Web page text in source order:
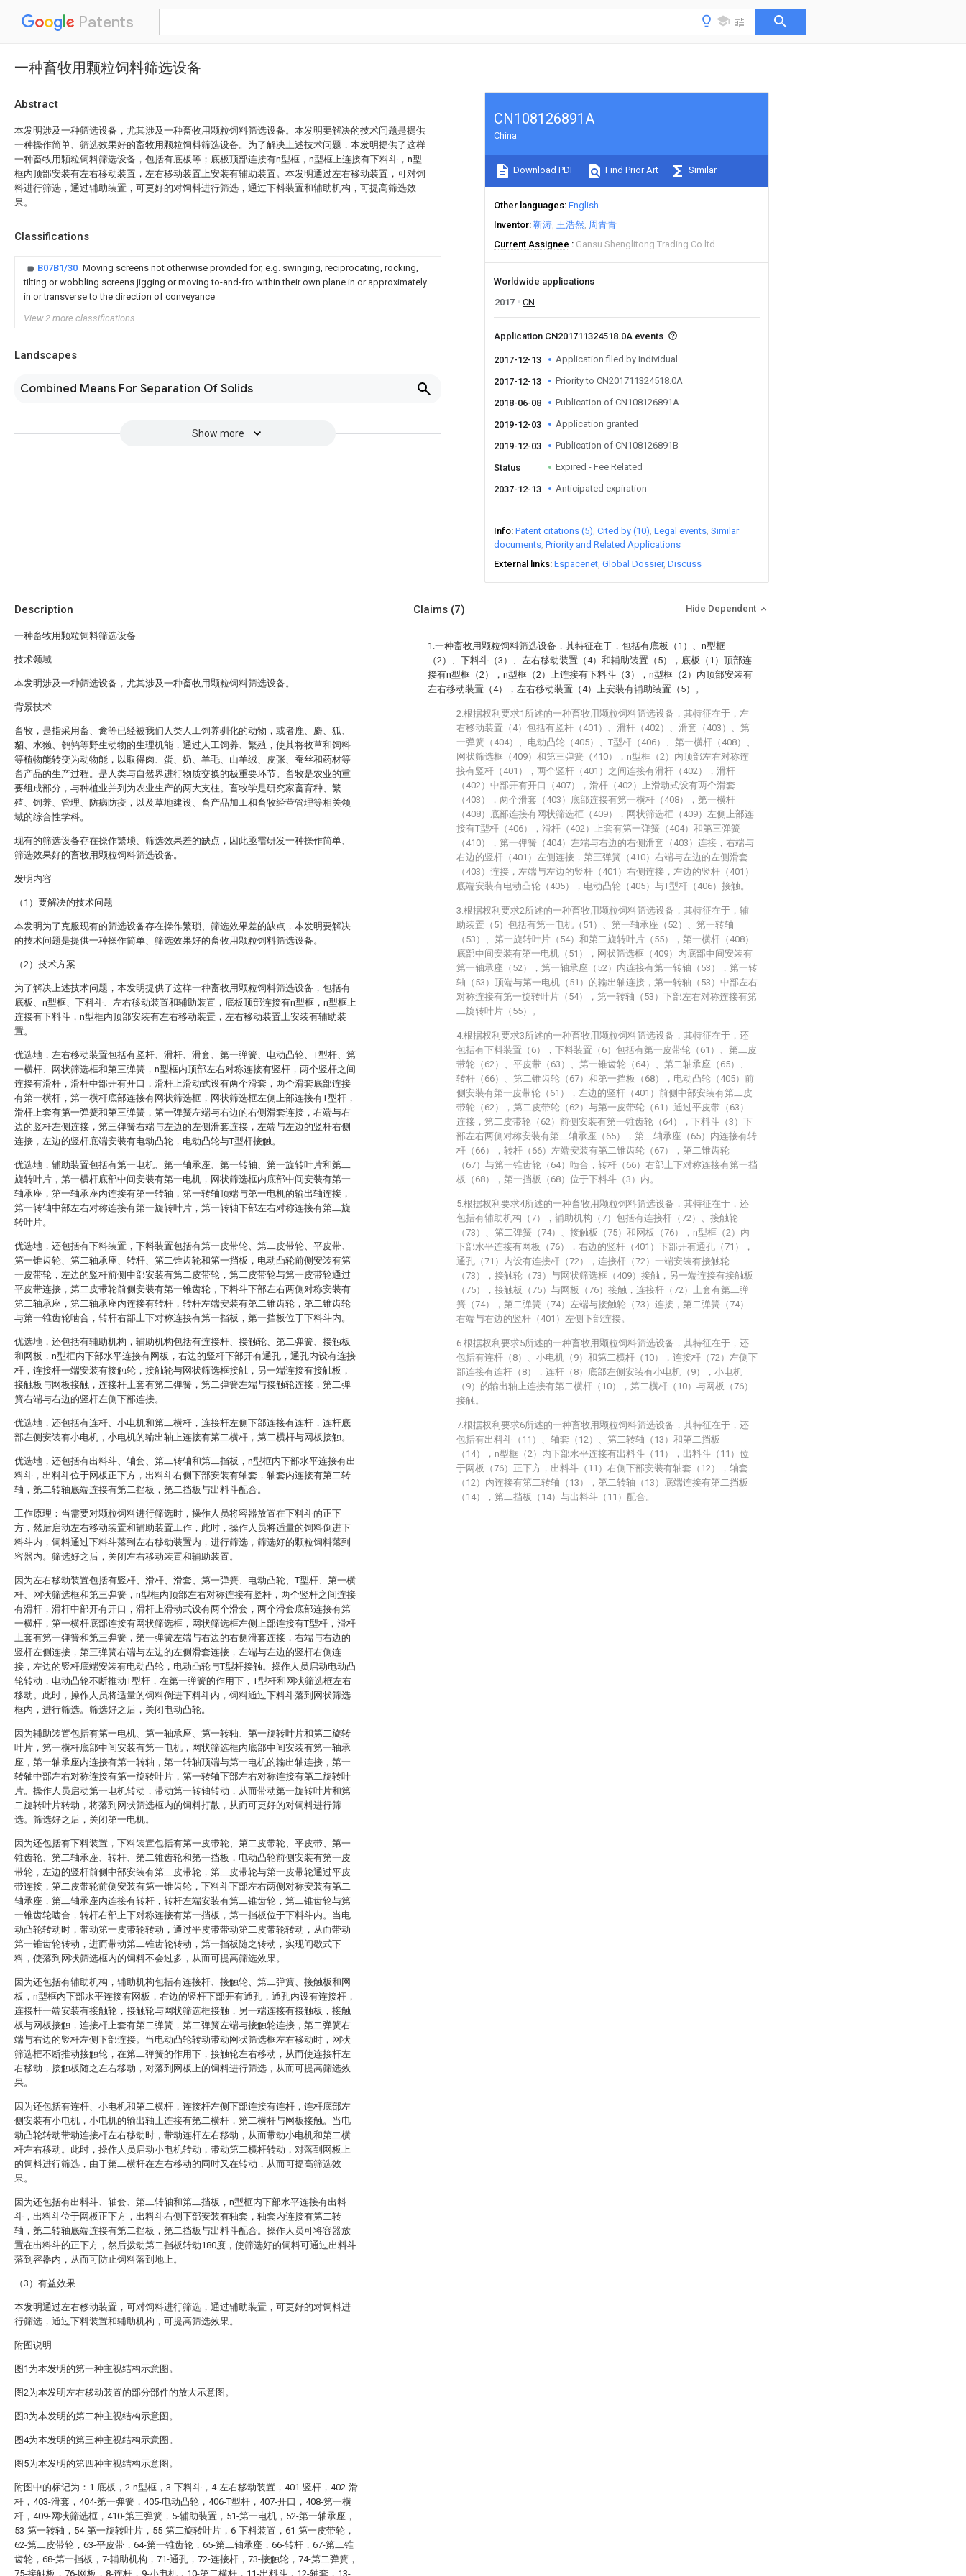
Patents
一种畜牧用颗粒饲料筛选设备
Abstract
本发明涉及一种筛选设备，尤其涉及一种畜牧用颗粒饲料筛选设备。本发明要解决的技术问题是提供
一种操作简单、筛选效果好的畜牧用颗粒饲料筛选设备。为了解决上述技术问题，本发明提供了这样
一种畜牧用颗粒饲料筛选设备，包括有底板等；底板顶部连接有n型框，n型框上连接有下料斗，n型
框内顶部安装有左右移动装置，左右移动装置上安装有辅助装置。本发明通过左右移动装置，可对饲
料进行筛选，通过辅助装置，可更好的对饲料进行筛选，通过下料装置和辅助机构，可提高筛选效
果。
Classifications
B07B1/30 Moving screens not otherwise provided for, e.g. swinging, reciprocating, rocking,
tilting or wobbling screens jigging or moving to-and-fro within their own plane in or approximately
in or transverse to the direction of conveyance
View 2 more classifications
Landscapes
Combined Means For Separation Of Solids
Show more
CN108126891A
China
Download PDF Find Prior Art Similar
Other languages English
Inventor 靳涛 王浩然 周青青
Current Assignee
Gansu Shenglitong Trading Co ltd
Worldwide applications
2017
CN
Application CN201711324518.0A events
2017-12-13 Application filed by Individual
2017-12-13 Priority to CN201711324518.0A
2018-06-08 Publication of CN108126891A
2019-12-03 Application granted
2019-12-03 Publication of CN108126891B
Status Expired - Fee Related
2037-12-13 Anticipated expiration
Info Patent citations (5) Cited by (10) Legal events Similar
documents Priority and Related Applications
External links Espacenet Global Dossier Discuss
Description
一种畜牧用颗粒饲料筛选设备
技术领域
本发明涉及一种筛选设备，尤其涉及一种畜牧用颗粒饲料筛选设备。
背景技术
畜牧，是指采用畜、禽等已经被我们人类人工饲养驯化的动物，或者鹿、麝、狐、
貂、水獭、鹌鹑等野生动物的生理机能，通过人工饲养、繁殖，使其将牧草和饲料
等植物能转变为动物能，以取得肉、蛋、奶、羊毛、山羊绒、皮张、蚕丝和药材等
畜产品的生产过程。是人类与自然界进行物质交换的极重要环节。畜牧是农业的重
要组成部分，与种植业并列为农业生产的两大支柱。畜牧学是研究家畜育种、繁
殖、饲养、管理、防病防疫，以及草地建设、畜产品加工和畜牧经营管理等相关领
域的综合性学科。
现有的筛选设备存在操作繁琐、筛选效果差的缺点，因此亟需研发一种操作简单、
筛选效果好的畜牧用颗粒饲料筛选设备。
发明内容
（1）要解决的技术问题
本发明为了克服现有的筛选设备存在操作繁琐、筛选效果差的缺点，本发明要解决
的技术问题是提供一种操作简单、筛选效果好的畜牧用颗粒饲料筛选设备。
（2）技术方案
为了解决上述技术问题，本发明提供了这样一种畜牧用颗粒饲料筛选设备，包括有
底板、n型框、下料斗、左右移动装置和辅助装置，底板顶部连接有n型框，n型框上
连接有下料斗，n型框内顶部安装有左右移动装置，左右移动装置上安装有辅助装
置。
优选地，左右移动装置包括有竖杆、滑杆、滑套、第一弹簧、电动凸轮、T型杆、第
一横杆、网状筛选框和第三弹簧，n型框内顶部左右对称连接有竖杆，两个竖杆之间
连接有滑杆，滑杆中部开有开口，滑杆上滑动式设有两个滑套，两个滑套底部连接
有第一横杆，第一横杆底部连接有网状筛选框，网状筛选框左侧上部连接有T型杆，
滑杆上套有第一弹簧和第三弹簧，第一弹簧左端与右边的右侧滑套连接，右端与右
边的竖杆左侧连接，第三弹簧右端与左边的左侧滑套连接，左端与左边的竖杆右侧
连接，左边的竖杆底端安装有电动凸轮，电动凸轮与T型杆接触。
优选地，辅助装置包括有第一电机、第一轴承座、第一转轴、第一旋转叶片和第二
旋转叶片，第一横杆底部中间安装有第一电机，网状筛选框内底部中间安装有第一
轴承座，第一轴承座内连接有第一转轴，第一转轴顶端与第一电机的输出轴连接，
第一转轴中部左右对称连接有第一旋转叶片，第一转轴下部左右对称连接有第二旋
转叶片。
优选地，还包括有下料装置，下料装置包括有第一皮带轮、第二皮带轮、平皮带、
第一锥齿轮、第二轴承座、转杆、第二锥齿轮和第一挡板，电动凸轮前侧安装有第
一皮带轮，左边的竖杆前侧中部安装有第二皮带轮，第二皮带轮与第一皮带轮通过
平皮带连接，第二皮带轮前侧安装有第一锥齿轮，下料斗下部左右两侧对称安装有
第二轴承座，第二轴承座内连接有转杆，转杆左端安装有第二锥齿轮，第二锥齿轮
与第一锥齿轮啮合，转杆右部上下对称连接有第一挡板，第一挡板位于下料斗内。
优选地，还包括有辅助机构，辅助机构包括有连接杆、接触轮、第二弹簧、接触板
和网板，n型框内下部水平连接有网板，右边的竖杆下部开有通孔，通孔内设有连接
杆，连接杆一端安装有接触轮，接触轮与网状筛选框接触，另一端连接有接触板，
接触板与网板接触，连接杆上套有第二弹簧，第二弹簧左端与接触轮连接，第二弹
簧右端与右边的竖杆左侧下部连接。
优选地，还包括有连杆、小电机和第二横杆，连接杆左侧下部连接有连杆，连杆底
部左侧安装有小电机，小电机的输出轴上连接有第二横杆，第二横杆与网板接触。
优选地，还包括有出料斗、轴套、第二转轴和第二挡板，n型框内下部水平连接有出
料斗，出料斗位于网板正下方，出料斗右侧下部安装有轴套，轴套内连接有第二转
轴，第二转轴底端连接有第二挡板，第二挡板与出料斗配合。
工作原理：当需要对颗粒饲料进行筛选时，操作人员将容器放置在下料斗的正下
方，然后启动左右移动装置和辅助装置工作，此时，操作人员将适量的饲料倒进下
料斗内，饲料通过下料斗落到左右移动装置内，进行筛选，筛选好的颗粒饲料落到
容器内。筛选好之后，关闭左右移动装置和辅助装置。
因为左右移动装置包括有竖杆、滑杆、滑套、第一弹簧、电动凸轮、T型杆、第一横
杆、网状筛选框和第三弹簧，n型框内顶部左右对称连接有竖杆，两个竖杆之间连接
有滑杆，滑杆中部开有开口，滑杆上滑动式设有两个滑套，两个滑套底部连接有第
一横杆，第一横杆底部连接有网状筛选框，网状筛选框左侧上部连接有T型杆，滑杆
上套有第一弹簧和第三弹簧，第一弹簧左端与右边的右侧滑套连接，右端与右边的
竖杆左侧连接，第三弹簧右端与左边的左侧滑套连接，左端与左边的竖杆右侧连
接，左边的竖杆底端安装有电动凸轮，电动凸轮与T型杆接触。操作人员启动电动凸
轮转动，电动凸轮不断推动T型杆，在第一弹簧的作用下，T型杆和网状筛选框左右
移动。此时，操作人员将适量的饲料倒进下料斗内，饲料通过下料斗落到网状筛选
框内，进行筛选。筛选好之后，关闭电动凸轮。
因为辅助装置包括有第一电机、第一轴承座、第一转轴、第一旋转叶片和第二旋转
叶片，第一横杆底部中间安装有第一电机，网状筛选框内底部中间安装有第一轴承
座，第一轴承座内连接有第一转轴，第一转轴顶端与第一电机的输出轴连接，第一
转轴中部左右对称连接有第一旋转叶片，第一转轴下部左右对称连接有第二旋转叶
片。操作人员启动第一电机转动，带动第一转轴转动，从而带动第一旋转叶片和第
二旋转叶片转动，将落到网状筛选框内的饲料打散，从而可更好的对饲料进行筛
选。筛选好之后，关闭第一电机。
因为还包括有下料装置，下料装置包括有第一皮带轮、第二皮带轮、平皮带、第一
锥齿轮、第二轴承座、转杆、第二锥齿轮和第一挡板，电动凸轮前侧安装有第一皮
带轮，左边的竖杆前侧中部安装有第二皮带轮，第二皮带轮与第一皮带轮通过平皮
带连接，第二皮带轮前侧安装有第一锥齿轮，下料斗下部左右两侧对称安装有第二
轴承座，第二轴承座内连接有转杆，转杆左端安装有第二锥齿轮，第二锥齿轮与第
一锥齿轮啮合，转杆右部上下对称连接有第一挡板，第一挡板位于下料斗内。当电
动凸轮转动时，带动第一皮带轮转动，通过平皮带带动第二皮带轮转动，从而带动
第一锥齿轮转动，进而带动第二锥齿轮转动，第一挡板随之转动，实现间歇式下
料，使落到网状筛选框内的饲料不会过多，从而可提高筛选效果。
因为还包括有辅助机构，辅助机构包括有连接杆、接触轮、第二弹簧、接触板和网
板，n型框内下部水平连接有网板，右边的竖杆下部开有通孔，通孔内设有连接杆，
连接杆一端安装有接触轮，接触轮与网状筛选框接触，另一端连接有接触板，接触
板与网板接触，连接杆上套有第二弹簧，第二弹簧左端与接触轮连接，第二弹簧右
端与右边的竖杆左侧下部连接。当电动凸轮转动带动网状筛选框左右移动时，网状
筛选框不断推动接触轮，在第二弹簧的作用下，接触轮左右移动，从而使连接杆左
右移动，接触板随之左右移动，对落到网板上的饲料进行筛选，从而可提高筛选效
果。
因为还包括有连杆、小电机和第二横杆，连接杆左侧下部连接有连杆，连杆底部左
侧安装有小电机，小电机的输出轴上连接有第二横杆，第二横杆与网板接触。当电
动凸轮转动带动连接杆左右移动时，带动连杆左右移动，从而带动小电机和第二横
杆左右移动。此时，操作人员启动小电机转动，带动第二横杆转动，对落到网板上
的饲料进行筛选，由于第二横杆在左右移动的同时又在转动，从而可提高筛选效
果。
因为还包括有出料斗、轴套、第二转轴和第二挡板，n型框内下部水平连接有出料
斗，出料斗位于网板正下方，出料斗右侧下部安装有轴套，轴套内连接有第二转
轴，第二转轴底端连接有第二挡板，第二挡板与出料斗配合。操作人员可将容器放
置在出料斗的正下方，然后拨动第二挡板转动180度，使筛选好的饲料可通过出料斗
落到容器内，从而可防止饲料落到地上。
（3）有益效果
本发明通过左右移动装置，可对饲料进行筛选，通过辅助装置，可更好的对饲料进
行筛选，通过下料装置和辅助机构，可提高筛选效果。
附图说明
图1为本发明的第一种主视结构示意图。
图2为本发明左右移动装置的部分部件的放大示意图。
图3为本发明的第二种主视结构示意图。
图4为本发明的第三种主视结构示意图。
图5为本发明的第四种主视结构示意图。
附图中的标记为：1-底板，2-n型框，3-下料斗，4-左右移动装置，401-竖杆，402-滑
杆，403-滑套，404-第一弹簧，405-电动凸轮，406-T型杆，407-开口，408-第一横
杆，409-网状筛选框，410-第三弹簧，5-辅助装置，51-第一电机，52-第一轴承座，
53-第一转轴，54-第一旋转叶片，55-第二旋转叶片，6-下料装置，61-第一皮带轮，
62-第二皮带轮，63-平皮带，64-第一锥齿轮，65-第二轴承座，66-转杆，67-第二锥
齿轮，68-第一挡板，7-辅助机构，71-通孔，72-连接杆，73-接触轮，74-第二弹簧，
75-接触板，76-网板，8-连杆，9-小电机，10-第二横杆，11-出料斗，12-轴套，13-
Claims (7) Hide Dependent
1.一种畜牧用颗粒饲料筛选设备，其特征在于，包括有底板（1）、n型框
（2）、下料斗（3）、左右移动装置（4）和辅助装置（5），底板（1）顶部连
接有n型框（2），n型框（2）上连接有下料斗（3），n型框（2）内顶部安装有
左右移动装置（4），左右移动装置（4）上安装有辅助装置（5）。
2.根据权利要求1所述的一种畜牧用颗粒饲料筛选设备，其特征在于，左
右移动装置（4）包括有竖杆（401）、滑杆（402）、滑套（403）、第
一弹簧（404）、电动凸轮（405）、T型杆（406）、第一横杆（408）、
网状筛选框（409）和第三弹簧（410），n型框（2）内顶部左右对称连
接有竖杆（401），两个竖杆（401）之间连接有滑杆（402），滑杆
（402）中部开有开口（407），滑杆（402）上滑动式设有两个滑套
（403），两个滑套（403）底部连接有第一横杆（408），第一横杆
（408）底部连接有网状筛选框（409），网状筛选框（409）左侧上部连
接有T型杆（406），滑杆（402）上套有第一弹簧（404）和第三弹簧
（410），第一弹簧（404）左端与右边的右侧滑套（403）连接，右端与
右边的竖杆（401）左侧连接，第三弹簧（410）右端与左边的左侧滑套
（403）连接，左端与左边的竖杆（401）右侧连接，左边的竖杆（401）
底端安装有电动凸轮（405），电动凸轮（405）与T型杆（406）接触。
3.根据权利要求2所述的一种畜牧用颗粒饲料筛选设备，其特征在于，辅
助装置（5）包括有第一电机（51）、第一轴承座（52）、第一转轴
（53）、第一旋转叶片（54）和第二旋转叶片（55），第一横杆（408）
底部中间安装有第一电机（51），网状筛选框（409）内底部中间安装有
第一轴承座（52），第一轴承座（52）内连接有第一转轴（53），第一转
轴（53）顶端与第一电机（51）的输出轴连接，第一转轴（53）中部左右
对称连接有第一旋转叶片（54），第一转轴（53）下部左右对称连接有第
二旋转叶片（55）。
4.根据权利要求3所述的一种畜牧用颗粒饲料筛选设备，其特征在于，还
包括有下料装置（6），下料装置（6）包括有第一皮带轮（61）、第二皮
带轮（62）、平皮带（63）、第一锥齿轮（64）、第二轴承座（65）、
转杆（66）、第二锥齿轮（67）和第一挡板（68），电动凸轮（405）前
侧安装有第一皮带轮（61），左边的竖杆（401）前侧中部安装有第二皮
带轮（62），第二皮带轮（62）与第一皮带轮（61）通过平皮带（63）
连接，第二皮带轮（62）前侧安装有第一锥齿轮（64），下料斗（3）下
部左右两侧对称安装有第二轴承座（65），第二轴承座（65）内连接有转
杆（66），转杆（66）左端安装有第二锥齿轮（67），第二锥齿轮
（67）与第一锥齿轮（64）啮合，转杆（66）右部上下对称连接有第一挡
板（68），第一挡板（68）位于下料斗（3）内。
5.根据权利要求4所述的一种畜牧用颗粒饲料筛选设备，其特征在于，还
包括有辅助机构（7），辅助机构（7）包括有连接杆（72）、接触轮
（73）、第二弹簧（74）、接触板（75）和网板（76），n型框（2）内
下部水平连接有网板（76），右边的竖杆（401）下部开有通孔（71），
通孔（71）内设有连接杆（72），连接杆（72）一端安装有接触轮
（73），接触轮（73）与网状筛选框（409）接触，另一端连接有接触板
（75），接触板（75）与网板（76）接触，连接杆（72）上套有第二弹
簧（74），第二弹簧（74）左端与接触轮（73）连接，第二弹簧（74）
右端与右边的竖杆（401）左侧下部连接。
6.根据权利要求5所述的一种畜牧用颗粒饲料筛选设备，其特征在于，还
包括有连杆（8）、小电机（9）和第二横杆（10），连接杆（72）左侧下
部连接有连杆（8），连杆（8）底部左侧安装有小电机（9），小电机
（9）的输出轴上连接有第二横杆（10），第二横杆（10）与网板（76）
接触。
7.根据权利要求6所述的一种畜牧用颗粒饲料筛选设备，其特征在于，还
包括有出料斗（11）、轴套（12）、第二转轴（13）和第二挡板
（14），n型框（2）内下部水平连接有出料斗（11），出料斗（11）位
于网板（76）正下方，出料斗（11）右侧下部安装有轴套（12），轴套
（12）内连接有第二转轴（13），第二转轴（13）底端连接有第二挡板
（14），第二挡板（14）与出料斗（11）配合。